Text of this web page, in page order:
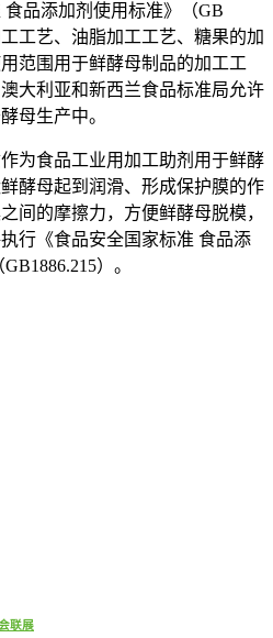
品添加剂使用标准》（GB
工艺、油脂加工工艺、糖果的加
范围用于鲜酵母制品的加工工
大利亚和新西兰食品标准局允许
母生产中。
为食品工业用加工助剂用于鲜酵
酵母起到润滑、形成保护膜的作
间的摩擦力，方便鲜酵母脱模，
行《食品安全国家标准 食品添
）。
联展